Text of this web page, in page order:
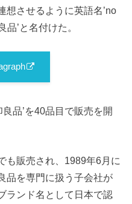
想させるように英語名’no
品’と名付けた。
品’を40品目で販売を開
も販売され、1989年6月に
品を専門に扱う子会社が
ランド名として日本で認